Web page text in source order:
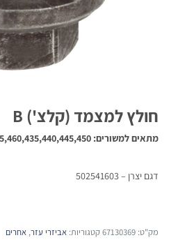
חולץ למצמד (קלצ') B
מתאים למשורים: 340,345,350,346,351,353,455,460,435,440,445,450
דגם יצרן – 502541603
מק"ט: 67130369קטגוריות: אביזרי עזר, אחרים